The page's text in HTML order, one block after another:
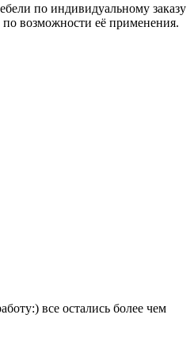
по индивидуальному заказу
возможности её применения.
все остались более чем